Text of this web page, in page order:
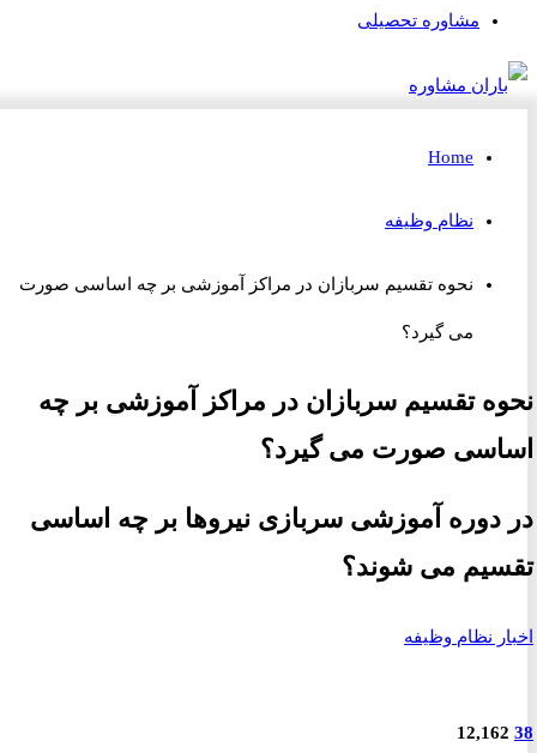
مشاوره تحصیلی
Home
نظام وظیفه
نحوه تقسیم سربازان در مراکز آموزشی بر چه اساسی صورت
می گیرد؟
تقسیم سربازان در مراکز آموزشی بر چه
صورت می گیرد؟
دوره آموزشی سربازی نیروها بر چه اساسی
می شوند؟
نظام وظیفه